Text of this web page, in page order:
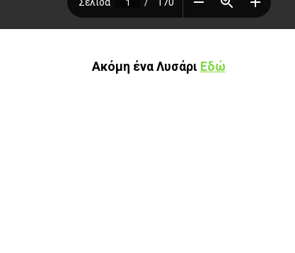
Ακόμη ένα Λυσάρι Εδώ